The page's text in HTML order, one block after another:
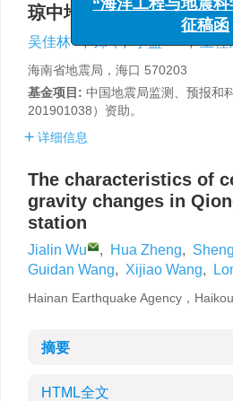
琼中地震台连续重力变化
吴佳林 , 郑华, 李盛 , 王桂
海南省地震局，海口 570203
基金项目: 中国地震局监测、预报和
201901038）资助。
详细信息
The characteristics of
gravity changes in
station
Jialin Wu , Hua Zheng,
Guidan Wang, Xijiao Wang,
Hainan Earthquake Agency，
摘要
HTML全文
“海洋工程与地震
征稿函